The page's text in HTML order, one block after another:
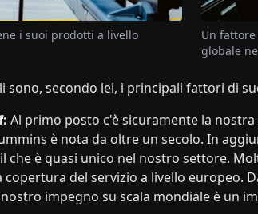
i suoi prodotti a livello
Un
globale
sono, secondo lei, i principali fattori di
Al primo posto c'è sicuramente la
è nota da oltre un secolo. In
che è quasi unico nel nostro settore.
del servizio a livello europeo.
impegno su scala mondiale è un